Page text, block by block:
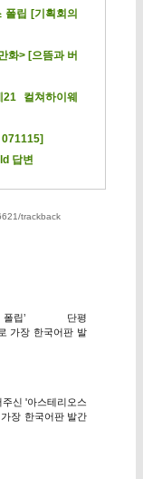
폴립 [기획회의
화> [으뜸과 버
컬쳐하이웨
답변
trackback
폴립’ 단평
가장 한국어판 발
신 '아스테리오스
장 한국어판 발간